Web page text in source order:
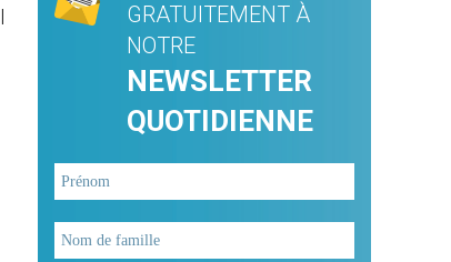
GRATUITEMENT À
NOTRE
NEWSLETTER
QUOTIDIENNE